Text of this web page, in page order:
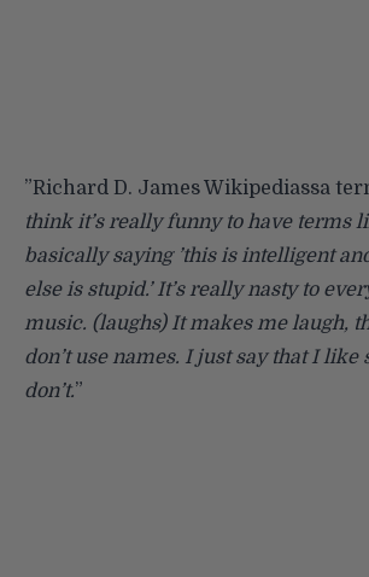
”Richard D. James Wikipediassa
think it’s really funny to have terms
basically saying ’this is intelligent
else is stupid.’ It’s really nasty to
music. (laughs) It makes me laugh,
don’t use names. I just say that I like
don’t.”